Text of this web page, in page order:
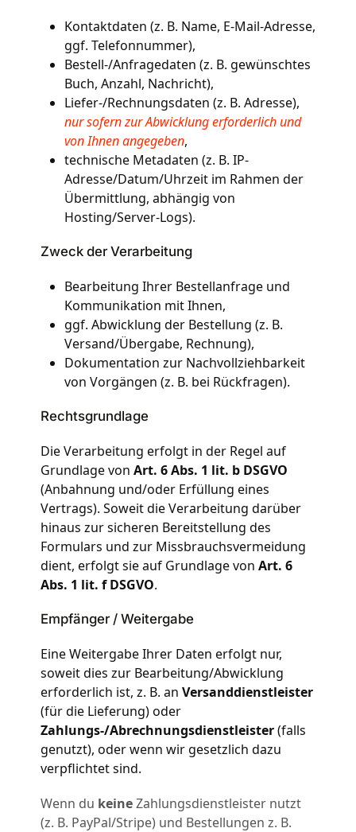
Kontaktdaten (z. B. Name, E-Mail-Adresse,
ggf. Telefonnummer),
Bestell-/Anfragedaten (z. B. gewünschtes
Buch, Anzahl, Nachricht),
Liefer-/Rechnungsdaten (z. B. Adresse),
nur sofern zur Abwicklung erforderlich und
von Ihnen angegeben,
technische Metadaten (z. B. IP-
Adresse/Datum/Uhrzeit im Rahmen der
Übermittlung, abhängig von
Hosting/Server-Logs).
Zweck der Verarbeitung
Bearbeitung Ihrer Bestellanfrage und
Kommunikation mit Ihnen,
ggf. Abwicklung der Bestellung (z. B.
Versand/Übergabe, Rechnung),
Dokumentation zur Nachvollziehbarkeit
von Vorgängen (z. B. bei Rückfragen).
Rechtsgrundlage
Die Verarbeitung erfolgt in der Regel auf
Grundlage von Art. 6 Abs. 1 lit. b DSGVO
(Anbahnung und/oder Erfüllung eines
Vertrags). Soweit die Verarbeitung darüber
hinaus zur sicheren Bereitstellung des
Formulars und zur Missbrauchsvermeidung
dient, erfolgt sie auf Grundlage von Art. 6
Abs. 1 lit. f DSGVO.
Empfänger / Weitergabe
Eine Weitergabe Ihrer Daten erfolgt nur,
soweit dies zur Bearbeitung/Abwicklung
erforderlich ist, z. B. an Versanddienstleister
(für die Lieferung) oder
Zahlungs-/Abrechnungsdienstleister(falls
genutzt), oder wenn wir gesetzlich dazu
verpflichtet sind.
Wenn du keineZahlungsdienstleister nutzt
(z. B. PayPal/Stripe) und Bestellungen z. B.